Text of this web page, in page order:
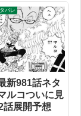
バレ
新981話ネタ
ルコついに見
話展開予想